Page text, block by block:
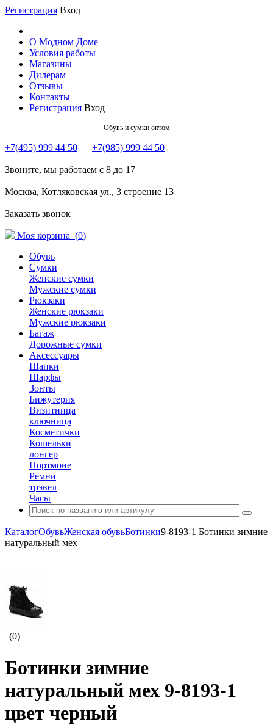
Регистрация Вход
О Модном Доме
Условия работы
Магазины
Дилерам
Отзывы
Контакты
Регистрация Вход
Обувь и сумки оптом
+7(495) 999 44 50 +7(985) 999 44 50
Звоните, мы работаем с 8 до 17
Москва, Котляковская ул., 3 строение 13
Заказать звонок
Моя корзина (0)
Обувь
Сумки
Женские сумки
Мужские сумки
Рюкзаки
Женские рюкзаки
Мужские рюкзаки
Багаж
Дорожные сумки
Аксессуары
Шапки
Шарфы
Зонты
Бижутерия
Визитница
ключница
Косметички
Кошельки
лонгер
Портмоне
Ремни
трэвел
Часы
КаталогОбувьЖенская обувьБотинки9-8193-1 Ботинки зимние
натуральный мех
(0)
Ботинки зимние
натуральный мех 9-8193-1
цвет черный